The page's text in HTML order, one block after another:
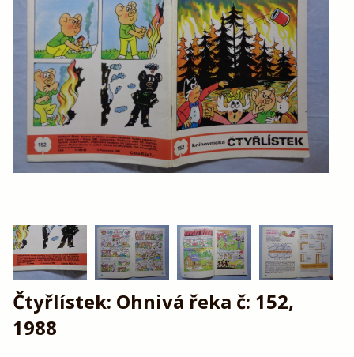
Čtyřlístek: Ohnivá řeka č: 152,
1988